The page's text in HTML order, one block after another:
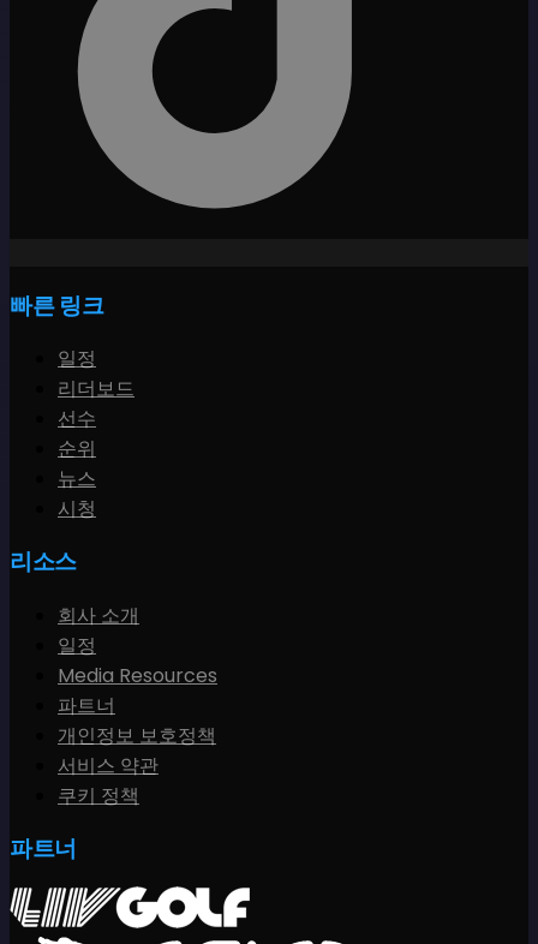
빠른 링크
일정
리더보드
선수
순위
뉴스
시청
리소스
회사 소개
일정
Media Resources
파트너
개인정보 보호정책
서비스 약관
쿠키 정책
파트너